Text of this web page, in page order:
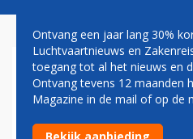
BRAIN MINGO
Winair start vluchten naar
Ontvang een jaar lang 30%
Luchtvaartnieuws en
toegang tot al het nieuws en
Ontvang tevens 12 maanden
Magazine in de mail of op de